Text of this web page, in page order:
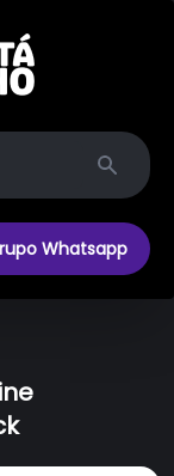
Search
Whatsapp